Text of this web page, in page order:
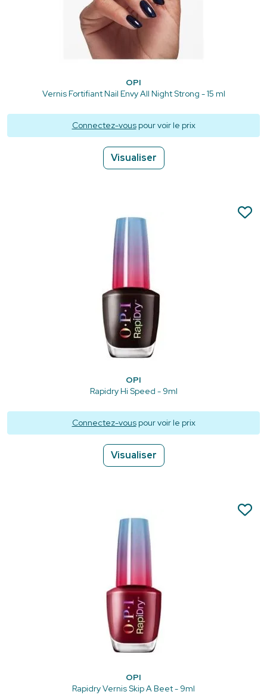
OPI
Vernis Fortifiant Nail Envy All Night Strong - 15 ml
Connectez-vouspour voir le prix
Visualiser
OPI
Rapidry Hi Speed - 9ml
Connectez-vouspour voir le prix
Visualiser
OPI
Rapidry Vernis Skip A Beet - 9ml